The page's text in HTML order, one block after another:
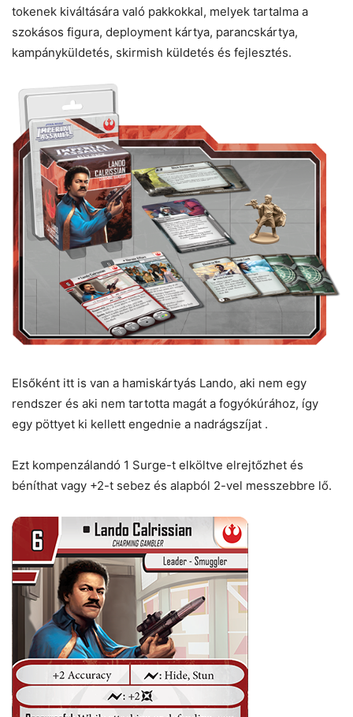
tokenek kiváltására való pakkokkal, melyek tartalma a
szokásos figura, deployment kártya, parancskártya,
kampányküldetés, skirmish küldetés és fejlesztés.
Elsőként itt is van a hamiskártyás Lando, aki nem egy
rendszer és aki nem tartotta magát a fogyókúrához, így
egy pöttyet ki kellett engednie a nadrágszíjat .
Ezt kompenzálandó 1 Surge-t elköltve elrejtőzhet és
béníthat vagy +2-t sebez és alapból 2-vel messzebbre lő.